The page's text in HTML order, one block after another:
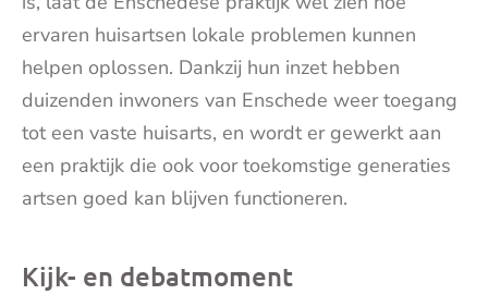
ervaren huisartsen lokale problemen kunnen
helpen oplossen. Dankzij hun inzet hebben
duizenden inwoners van Enschede weer toegang
tot een vaste huisarts, en wordt er gewerkt aan
een praktijk die ook voor toekomstige generaties
artsen goed kan blijven functioneren.
Kijk- en debatmoment